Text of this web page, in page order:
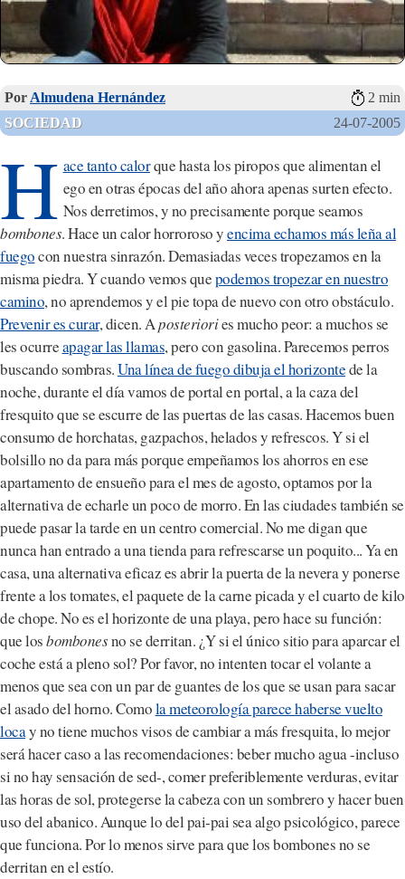
Por Almudena Hernández
2 min
SOCIEDAD
24-07-2005
H ace tanto calorque hasta los piropos que alimentan el
ego en otras épocas del año ahora apenas surten efecto.
Nos derretimos, y no precisamente porque seamos
bombones. Hace un calor horroroso yencima echamos más leña al
fuegocon nuestra sinrazón. Demasiadas veces tropezamos en la
misma piedra. Y cuando vemos quepodemos tropezar en nuestro
camino, no aprendemos y el pie topa de nuevo con otro obstáculo.
Prevenir es curar, dicen. Aposteriories mucho peor: a muchos se
les ocurreapagar las llamas, pero con gasolina. Parecemos perros
buscando sombras.Una línea de fuego dibuja el horizontede la
noche, durante el día vamos de portal en portal, a la caza del
fresquito que se escurre de las puertas de las casas. Hacemos buen
consumo de horchatas, gazpachos, helados y refrescos. Y si el
bolsillo no da para más porque empeñamos los ahorros en ese
apartamento de ensueño para el mes de agosto, optamos por la
alternativa de echarle un poco de morro. En las ciudades también se
puede pasar la tarde en un centro comercial. No me digan que
nunca han entrado a una tienda para refrescarse un poquito... Ya en
casa, una alternativa eficaz es abrir la puerta de la nevera y ponerse
frente a los tomates, el paquete de la carne picada y el cuarto de kilo
de chope. No es el horizonte de una playa, pero hace su función:
que losbombonesno se derritan. ¿Y si el único sitio para aparcar el
coche está a pleno sol? Por favor, no intenten tocar el volante a
menos que sea con un par de guantes de los que se usan para sacar
el asado del horno. Comola meteorología parece haberse vuelto
locay no tiene muchos visos de cambiar a más fresquita, lo mejor
será hacer caso a las recomendaciones: beber mucho agua -incluso
si no hay sensación de sed-, comer preferiblemente verduras, evitar
las horas de sol, protegerse la cabeza con un sombrero y hacer buen
uso del abanico. Aunque lo del pai-pai sea algo psicológico, parece
que funciona. Por lo menos sirve para que los bombones no se
derritan en el estío.